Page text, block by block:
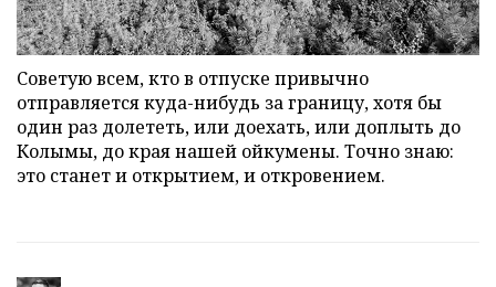
Советую всем, кто в отпуске привычно
отправляется куда-нибудь за границу, хотя бы
один раз долететь, или доехать, или доплыть до
Колымы, до края нашей ойкумены. Точно знаю:
это станет и открытием, и откровением.